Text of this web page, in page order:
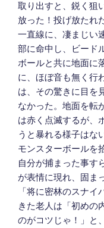
取り出すと、鋭く狙
放った！投げ放たれ
一直線に、凄まじい
部に命中し、ビード
ボールと共に地面に
に、ほぼ音も無く行
は、その驚きに目を
なかった。地面を転
は赤く点滅するが、
うと暴れる様子はな
モンスターボールを
自分が捕まった事す
が表情に現れ、固ま
「将に密林のスナ
きた老人は「初め
のがコツじゃ！」と